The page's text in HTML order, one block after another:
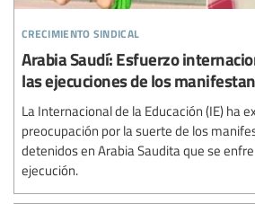
crecimiento sindical
Arabia Saudí: Esfuerzo
las ejecuciones de los
La Internacional de la Educación (IE) ha
preocupación por la suerte de los
detenidos en Arabia Saudita que se
ejecución.